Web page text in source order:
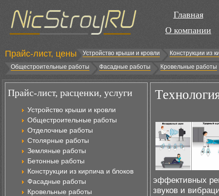
Главная
О компании
Прайс-лист, цены Устройство крыши и кровли
Конструкции из
Общестроительные работы
Фасадные работы Кровельные работы
Прайс-лист, расценки, услуги
Устройство крыши и кровли
Общестроительные работы
Отделочные работы
Столярные работы
Земляные работы
Бетонные работы
Конструкции из кирпича и блоков
Фасадные работы
Кровельные работы
эффективных
звуков и